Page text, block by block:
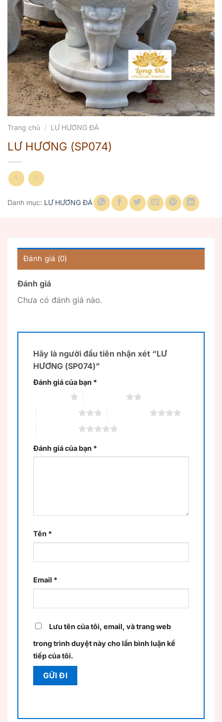
Trang chủ / LƯ HƯƠNG ĐÁ
LƯ HƯƠNG (SP074)
Danh mục: LƯ HƯƠNG ĐÁ
Đánh giá (0)
Đánh giá
Chưa có đánh giá nào.
Hãy là người đầu tiên nhận xét “LƯ
HƯƠNG (SP074)”
Đánh giá của bạn *
Đánh giá của bạn *
Tên *
Email *
Lưu tên của tôi, email, và trang web
trong trình duyệt này cho lần bình luận kế
tiếp của tôi.